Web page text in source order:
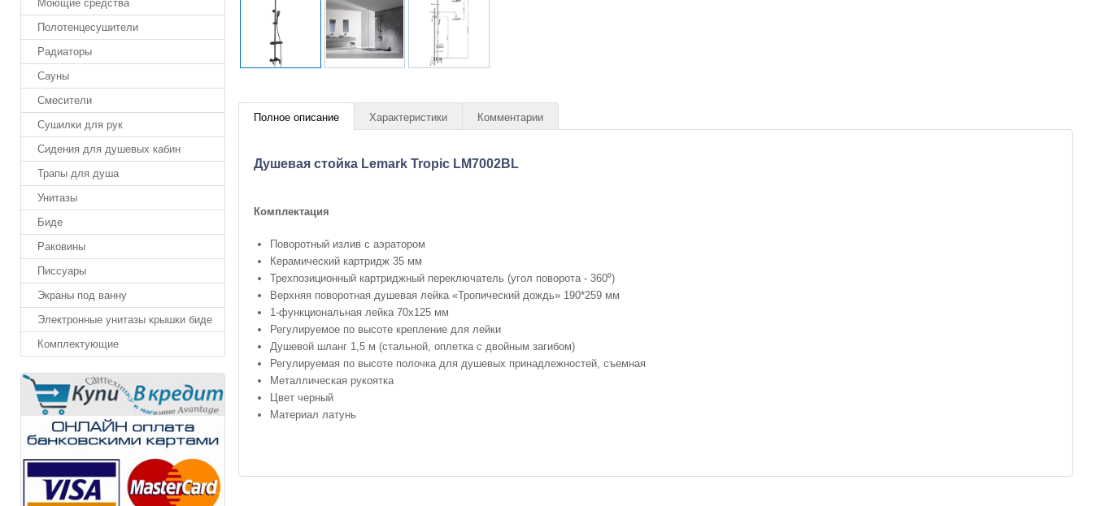
Моющие средства
Полотенцесушители
Радиаторы
Сауны
Смесители
Сушилки для рук
Сидения для душевых кабин
Трапы для душа
Унитазы
Биде
Раковины
Писсуары
Экраны под ванну
Электронные унитазы крышки биде
Комплектующие
Полное описание Характеристики Комментарии
Душевая стойка Lemark Tropic LM7002BL
Комплектация
Поворотный излив с аэратором
Керамический картридж 35 мм
Трехпозиционный картриджный переключатель (угол поворота - 360⁰)
Верхняя поворотная душевая лейка «Тропический дождь» 190*259 мм
1-функциональная лейка 70x125 мм
Регулируемое по высоте крепление для лейки
Душевой шланг 1,5 м (стальной, оплетка с двойным загибом)
Регулируемая по высоте полочка для душевых принадлежностей, съемная
Металлическая рукоятка
Цвет черный
Материал латунь